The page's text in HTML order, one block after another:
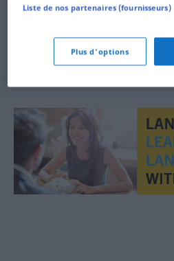
flegeln (ugs.),fläzen (ugs.)
© OpenThesaurus.de
Liste de nos partenaires (fournisseurs)
Plus d'options